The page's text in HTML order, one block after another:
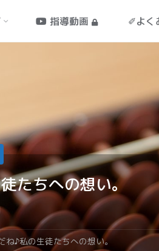
指導動画 ✐よく
たちへの想い。
ね♪私の生徒たちへの想い。